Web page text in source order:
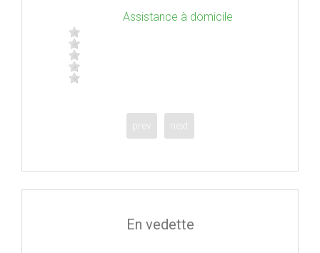
Assistance à domicile
prev next
En vedette